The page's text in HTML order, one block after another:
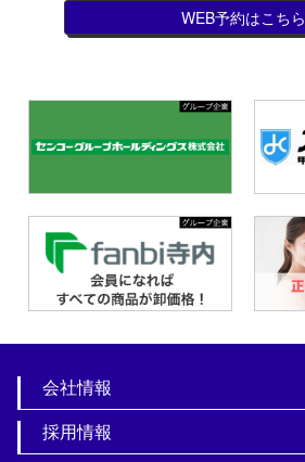
WEB予約はこちら
会社情報
採用情報